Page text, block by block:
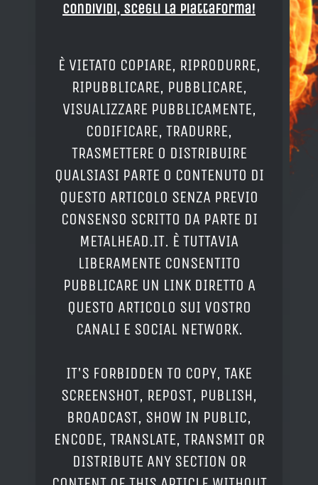
Condividi, Scegli la piattaforma!
È VIETATO COPIARE, RIPRODURRE,
RIPUBBLICARE, PUBBLICARE,
VISUALIZZARE PUBBLICAMENTE,
CODIFICARE, TRADURRE,
TRASMETTERE O DISTRIBUIRE
QUALSIASI PARTE O CONTENUTO DI
QUESTO ARTICOLO SENZA PREVIO
CONSENSO SCRITTO DA PARTE DI
METALHEAD.IT. È TUTTAVIA
LIBERAMENTE CONSENTITO
PUBBLICARE UN LINK DIRETTO A
QUESTO ARTICOLO SUI VOSTRO
CANALI E SOCIAL NETWORK.
IT'S FORBIDDEN TO COPY, TAKE
SCREENSHOT, REPOST, PUBLISH,
BROADCAST, SHOW IN PUBLIC,
ENCODE, TRANSLATE, TRANSMIT OR
DISTRIBUTE ANY SECTION OR